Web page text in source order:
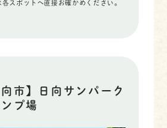
スポットへ直接お確かめください。
向市】日向サンパーク
プ場